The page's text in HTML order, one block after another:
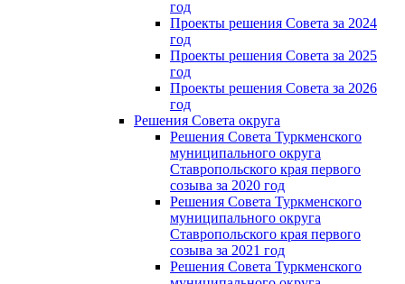
год
Проекты решения Совета за 2024
год
Проекты решения Совета за 2025
год
Проекты решения Совета за 2026
год
Решения Совета округа
Решения Совета Туркменского
муниципального округа
Ставропольского края первого
созыва за 2020 год
Решения Совета Туркменского
муниципального округа
Ставропольского края первого
созыва за 2021 год
Решения Совета Туркменского